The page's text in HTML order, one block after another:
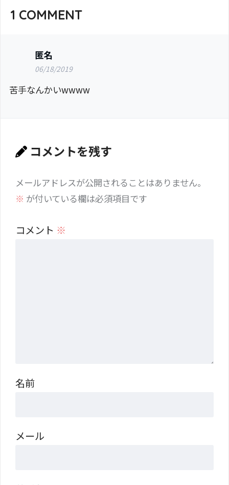
1 COMMENT
匿名
06/18/2019
苦手なんかいwwww
コメントを残す
メールアドレスが公開されることはありません。
※ が付いている欄は必須項目です
コメント ※
名前
メール